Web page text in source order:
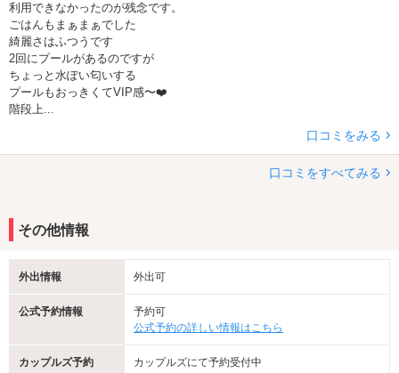
利用できなかったのが残念です。
ごはんもまぁまぁでした
綺麗さはふつうです
2回にプールがあるのですが
ちょっと水ぽい匂いする
プールもおっきくてVIP感〜❤️
階段上...
口コミをみる
口コミをすべてみる
その他情報
外出情報 外出可
公式予約情報
予約可
公式予約の詳しい情報はこちら
カップルズ予約 カップルズにて予約受付中